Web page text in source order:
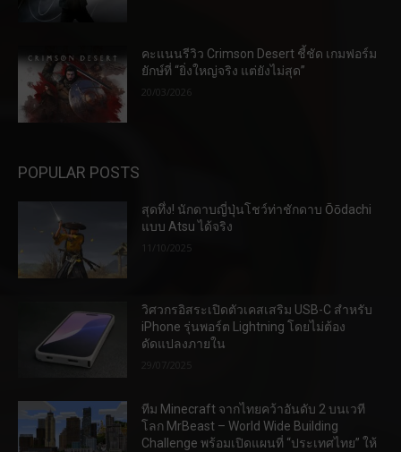
คะแนนรีวิว Crimson Desert ชี้ชัด เกมฟอร์ม
ยักษ์ที่ “ยิ่งใหญ่จริง แต่ยังไม่สุด”
20/03/2026
POPULAR POSTS
สุดทึ่ง! นักดาบญี่ปุ่นโชว์ท่าชักดาบ Ōōdachi
แบบ Atsu ได้จริง
11/10/2025
วิศวกรอิสระเปิดตัวเคสเสริม USB-C สำหรับ
iPhone รุ่นพอร์ต Lightning โดยไม่ต้อง
ดัดแปลงภายใน
ทีม Minecraft จากไทยคว้าอันดับ 2 บนเวที
โลก MrBeast – World Wide Building
Challenge พร้อมเปิดแผนที่ “ประเทศไทย” ให้